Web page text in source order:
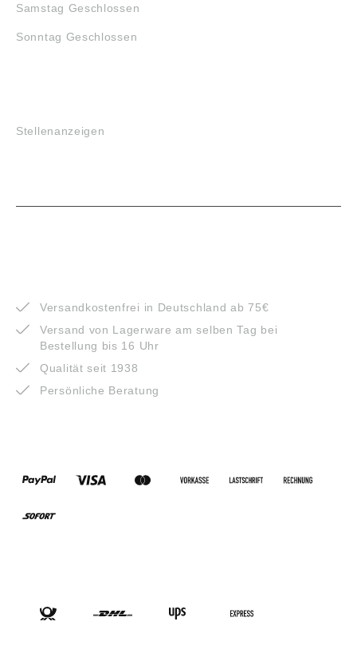
Samstag Geschlossen
Sonntag Geschlossen
Stellenanzeigen
Versandkostenfrei in Deutschland ab 75€
Versand von Lagerware am selben Tag bei
Bestellung bis 16 Uhr
Qualität seit 1938
Persönliche Beratung